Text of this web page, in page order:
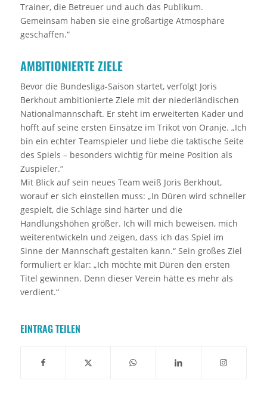
Trainer, die Betreuer und auch das Publikum.
Gemeinsam haben sie eine großartige Atmosphäre
geschaffen.“
AMBITIONIERTE ZIELE
Bevor die Bundesliga-Saison startet, verfolgt Joris
Berkhout ambitionierte Ziele mit der niederländischen
Nationalmannschaft. Er steht im erweiterten Kader und
hofft auf seine ersten Einsätze im Trikot von Oranje. „Ich
bin ein echter Teamspieler und liebe die taktische Seite
des Spiels – besonders wichtig für meine Position als
Zuspieler.“
Mit Blick auf sein neues Team weiß Joris Berkhout,
worauf er sich einstellen muss: „In Düren wird schneller
gespielt, die Schläge sind härter und die
Handlungshöhen größer. Ich will mich beweisen, mich
weiterentwickeln und zeigen, dass ich das Spiel im
Sinne der Mannschaft gestalten kann.“ Sein großes Ziel
formuliert er klar: „Ich möchte mit Düren den ersten
Titel gewinnen. Denn dieser Verein hätte es mehr als
verdient.“
EINTRAG TEILEN